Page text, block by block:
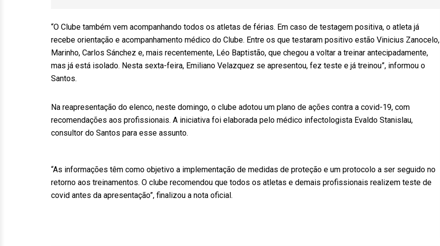
“O Clube também vem acompanhando todos os atletas de férias. Em caso de testagem positiva, o atleta já
recebe orientação e acompanhamento médico do Clube. Entre os que testaram positivo estão Vinicius Zanocelo,
Marinho, Carlos Sánchez e, mais recentemente, Léo Baptistão, que chegou a voltar a treinar antecipadamente,
mas já está isolado. Nesta sexta-feira, Emiliano Velazquez se apresentou, fez teste e já treinou”, informou o
Santos.
Na reapresentação do elenco, neste domingo, o clube adotou um plano de ações contra a covid-19, com
recomendações aos profissionais. A iniciativa foi elaborada pelo médico infectologista Evaldo Stanislau,
consultor do Santos para esse assunto.
“As informações têm como objetivo a implementação de medidas de proteção e um protocolo a ser seguido no
retorno aos treinamentos. O clube recomendou que todos os atletas e demais profissionais realizem teste de
covid antes da apresentação”, finalizou a nota oficial.